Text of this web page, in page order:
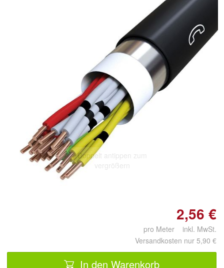
Doppelt antippen zum
vergrößern
2,56 €
pro Meter inkl. MwSt.
Versandkosten nur 5,90 €
In den Warenkorb